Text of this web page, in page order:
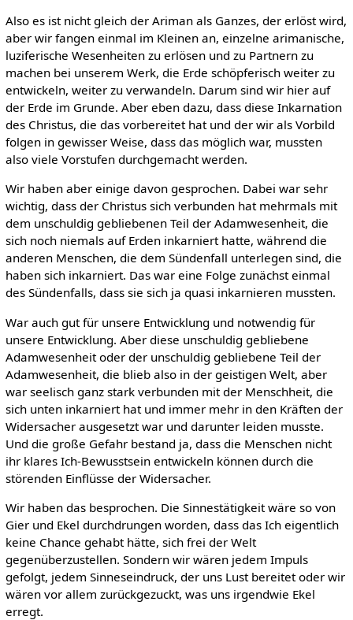
Also es ist nicht gleich der Ariman als Ganzes, der erlöst wird,
aber wir fangen einmal im Kleinen an, einzelne arimanische,
luziferische Wesenheiten zu erlösen und zu Partnern zu
machen bei unserem Werk, die Erde schöpferisch weiter zu
entwickeln, weiter zu verwandeln. Darum sind wir hier auf
der Erde im Grunde. Aber eben dazu, dass diese Inkarnation
des Christus, die das vorbereitet hat und der wir als Vorbild
folgen in gewisser Weise, dass das möglich war, mussten
also viele Vorstufen durchgemacht werden.
Wir haben aber einige davon gesprochen. Dabei war sehr
wichtig, dass der Christus sich verbunden hat mehrmals mit
dem unschuldig gebliebenen Teil der Adamwesenheit, die
sich noch niemals auf Erden inkarniert hatte, während die
anderen Menschen, die dem Sündenfall unterlegen sind, die
haben sich inkarniert. Das war eine Folge zunächst einmal
des Sündenfalls, dass sie sich ja quasi inkarnieren mussten.
War auch gut für unsere Entwicklung und notwendig für
unsere Entwicklung. Aber diese unschuldig gebliebene
Adamwesenheit oder der unschuldig gebliebene Teil der
Adamwesenheit, die blieb also in der geistigen Welt, aber
war seelisch ganz stark verbunden mit der Menschheit, die
sich unten inkarniert hat und immer mehr in den Kräften der
Widersacher ausgesetzt war und darunter leiden musste.
Und die große Gefahr bestand ja, dass die Menschen nicht
ihr klares Ich-Bewusstsein entwickeln können durch die
störenden Einflüsse der Widersacher.
Wir haben das besprochen. Die Sinnestätigkeit wäre so von
Gier und Ekel durchdrungen worden, dass das Ich eigentlich
keine Chance gehabt hätte, sich frei der Welt
gegenüberzustellen. Sondern wir wären jedem Impuls
gefolgt, jedem Sinneseindruck, der uns Lust bereitet oder wir
wären vor allem zurückgezuckt, was uns irgendwie Ekel
erregt.